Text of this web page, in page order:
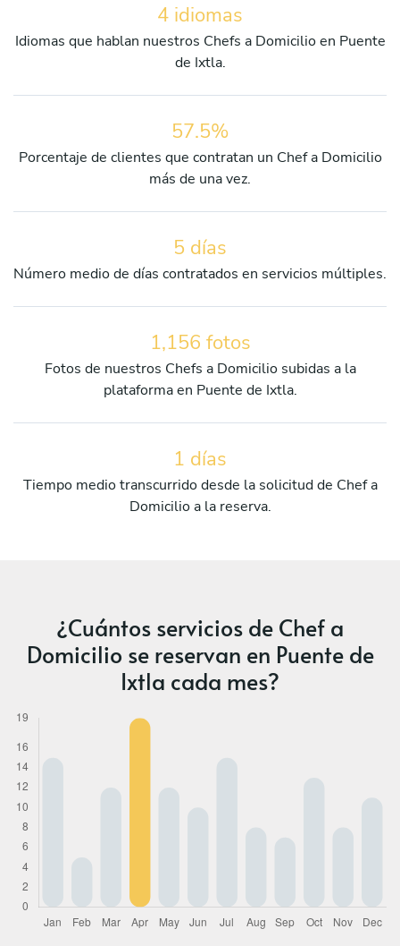
4 idiomas
Idiomas que hablan nuestros Chefs a Domicilio en Puente
de Ixtla.
57.5%
Porcentaje de clientes que contratan un Chef a Domicilio
más de una vez.
5 días
Número medio de días contratados en servicios múltiples.
1,156 fotos
Fotos de nuestros Chefs a Domicilio subidas a la
plataforma en Puente de Ixtla.
1 días
Tiempo medio transcurrido desde la solicitud de Chef a
Domicilio a la reserva.
¿Cuántos servicios de Chef a
Domicilio se reservan en Puente de
Ixtla cada mes?